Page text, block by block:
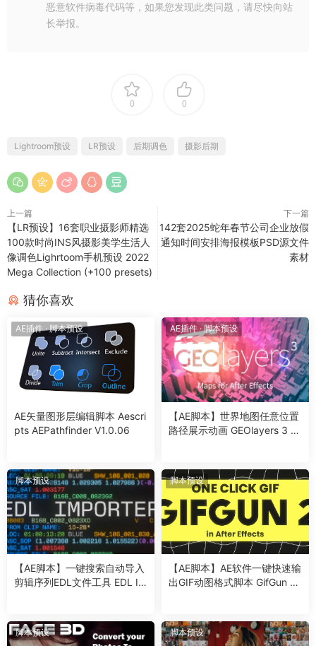
恶意软件病毒代码等，如果您发现此类问题，请尽快向站
长举报。
0 0
Lightroom预设 LR预设 后期调色 摄影后期
上一篇
【LR预设】16套职业摄影师精选
100款时尚INS风摄影美学生活人
像调色Lighrtoom手机预设 2022
Mega Collection (+100 presets)
下一篇
142套2025蛇年春节公司企业放假
通知时间安排海报模板PSD源文件
素材
猜你喜欢
AE插件·脚本预设
AE矢量图形层编辑脚本 Aescri
pts AEPathfinder V1.0.06
AE插件·脚本预设
【AE脚本】世界地图任意位置
路径展示动画 GEOlayers 3 v
脚本预设
【AE脚本】一键搜索自动导入
剪辑序列EDL文件工具 EDL Im
脚本预设
【AE脚本】AE软件一键快速输
出GIF动图格式脚本 GifGun v
脚本预设 脚本预设